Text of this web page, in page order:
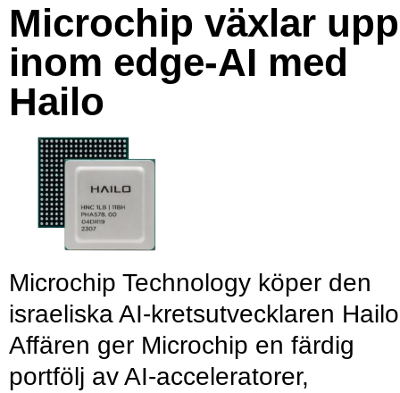
Microchip växlar upp
inom edge-AI med
Hailo
Microchip Technology köper den
israeliska AI-kretsutvecklaren
Affären ger Microchip en färdig
portfölj av AI-acceleratorer,